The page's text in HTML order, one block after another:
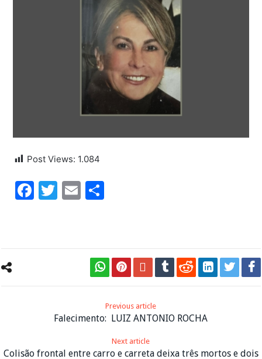
Post Views: 1.084
Facebook
Twitter
Email
Previous article
Falecimento: LUIZ ANTONIO ROCHA
Next article
Colisão frontal entre carro e carreta deixa três mortos e dois